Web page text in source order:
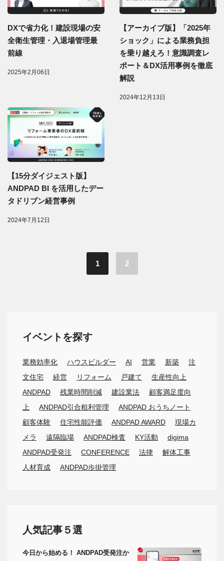
DXで省力化！建設現場の安
全衛生管理・入退場管理最
前線
2025年2月06日
【アーカイブ版】「2025年
ショック」による業務負担
を乗り越えろ！意識調査レ
ポート＆DX活用事例を徹底
解説
2024年12月13日
【15分ダイジェスト版】
ANDPAD BI を活用したデー
タドリブン経営事例
2024年7月12日
1 2
イベントを探す
業務効率化 ハウスビルダー AI 営業 新築
注
文住宅
経営 リフォーム 戸建て
生産性向上
ANDPAD
残業時間削減 建設業法
顧客満足度向
上
ANDPAD引合粗利管理
ANDPAD おうちノート
顧客体験
住宅性能評価 ANDPAD AWARD
現場カ
メラ
遠隔臨場 ANDPAD検査 KY活動
digima
ANDPAD受発注
CONFERENCE 法律
解体工事
人材育成
ANDPAD歩掛管理
人気記事５選
今日から始める！ ANDPAD受発注か